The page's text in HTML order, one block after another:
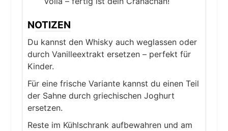
NOTIZEN
Du kannst den Whisky auch weglassen oder
durch Vanilleextrakt ersetzen – perfekt für
Kinder.
Für eine frische Variante kannst du einen Teil
der Sahne durch griechischen Joghurt
ersetzen.
Reste im Kühlschrank aufbewahren und am